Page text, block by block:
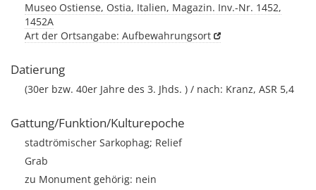
Museo Ostiense, Ostia, Italien, Magazin. Inv.-Nr. 1452,
1452A
Art der Ortsangabe: Aufbewahrungsort
Datierung
(30er bzw. 40er Jahre des 3. Jhds. ) / nach: Kranz, ASR 5,4
Gattung/Funktion/Kulturepoche
stadtrömischer Sarkophag; Relief
Grab
zu Monument gehörig: nein